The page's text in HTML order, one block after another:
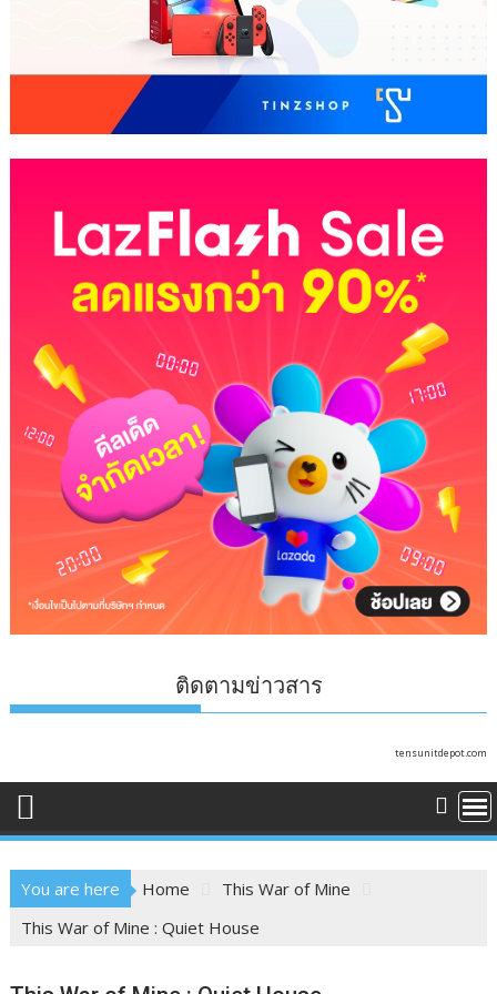
ติดตามข่าวสาร
tensunitdepot.com
You are here Home
This War of Mine
This War of Mine : Quiet House